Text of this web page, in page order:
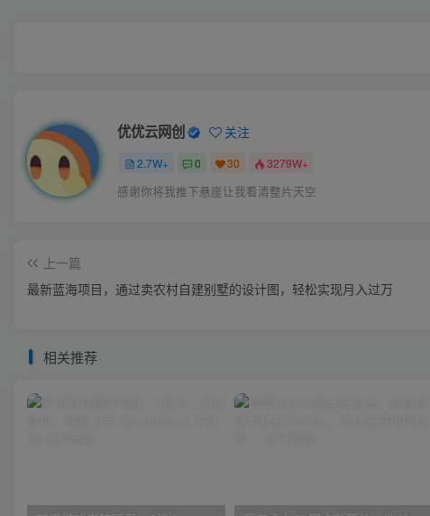
优优云网创 关注
2.7W+ 0 30 3279W+
感谢你将我推下悬崖让我看清整片天空
上一篇
最新蓝海项目，通过卖农村自建别墅的设计图，轻松实现月入过万
相关推荐